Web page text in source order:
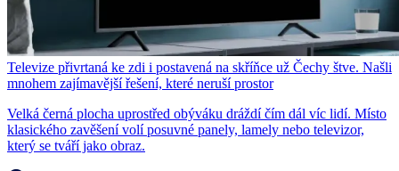
Televize přivrtaná ke zdi i postavená na skříňce už Čechy štve. Našli
mnohem zajímavější řešení, které neruší prostor
Velká černá plocha uprostřed obýváku dráždí čím dál víc lidí. Místo
klasického zavěšení volí posuvné panely, lamely nebo televizor,
který se tváří jako obraz.